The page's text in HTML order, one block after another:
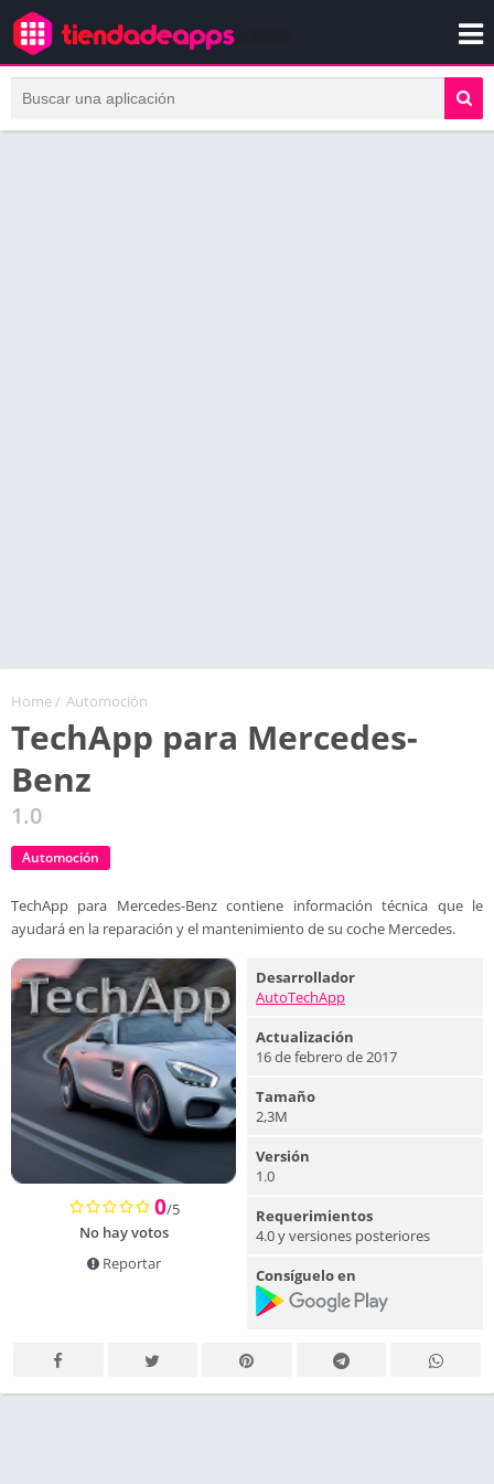
Home/ Automoción
TechApp para Mercedes-
Benz
1.0
Automoción
TechApp para Mercedes-Benz contiene información técnica que le
ayudará en la reparación y el mantenimiento de su coche Mercedes.
0/5
No hay votos
Reportar
Desarrollador
AutoTechApp
Actualización
16 de febrero de 2017
Tamaño
2,3M
Versión
1.0
Requerimientos
4.0 y versiones posteriores
Consíguelo en